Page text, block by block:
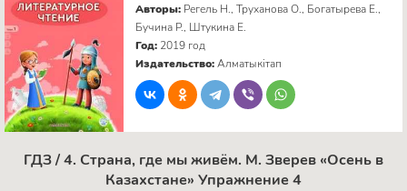
Авторы: Регель Н., Труханова О., Богатырева Е.,
Бучина Р., Штукина Е.
Год: 2019 год
Издательство:Алматыкітап
ГДЗ / 4. Страна, где мы живём. М. Зверев «Осень в
Казахстане» Упражнение 4